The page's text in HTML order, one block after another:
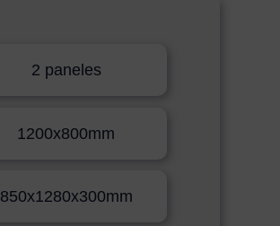
2 paneles
1200x800mm
850x1280x300mm